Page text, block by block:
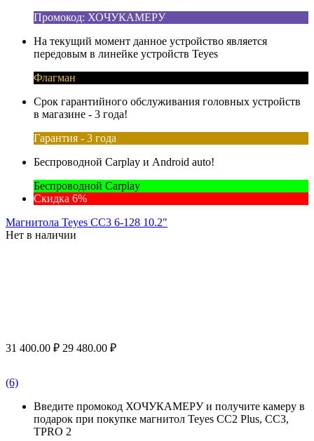
Промокод: ХОЧУКАМЕРУ
На текущий момент данное устройство является
передовым в линейке устройств Teyes
Флагман
Срок гарантийного обслуживания головных устройств
в магазине - 3 года!
Гарантия - 3 года
Беспроводной Carplay и Android auto!
Беспроводной Carplay
Скидка 6%
Магнитола Teyes CC3 6-128 10.2"
Нет в наличии
31 400.00 ₽ 29 480.00 ₽
(6)
Введите промокод ХОЧУКАМЕРУ и получите камеру в
подарок при покупке магнитол Teyes CC2 Plus, CC3,
TPRO 2